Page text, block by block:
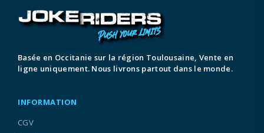
Basée en Occitanie sur la région Toulousaine, Vente en
ligne uniquement. Nous livrons partout dans le monde.
INFORMATION
CGV